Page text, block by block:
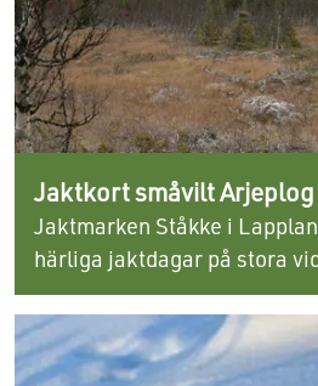
Jaktkort småvilt Arjeplog
Jaktmarken Ståkke i
härliga jaktdagar på stora